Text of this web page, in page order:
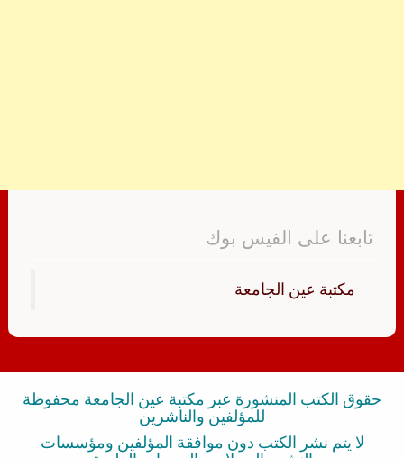
تابعنا على الفيس بوك
‏مكتبة عين الجامعة‏
حقوق الكتب المنشورة عبر مكتبة عين الجامعة محفوظة
للمؤلفين والناشرين
لا يتم نشر الكتب دون موافقة المؤلفين ومؤسسات